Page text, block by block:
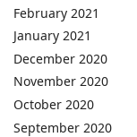
February 2021
January 2021
December 2020
November 2020
October 2020
September 2020